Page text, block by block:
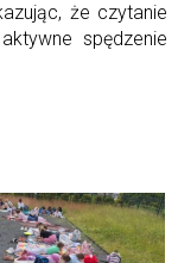
że czytanie
spędzenie